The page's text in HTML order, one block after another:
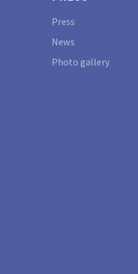
Press
News
Photo gallery